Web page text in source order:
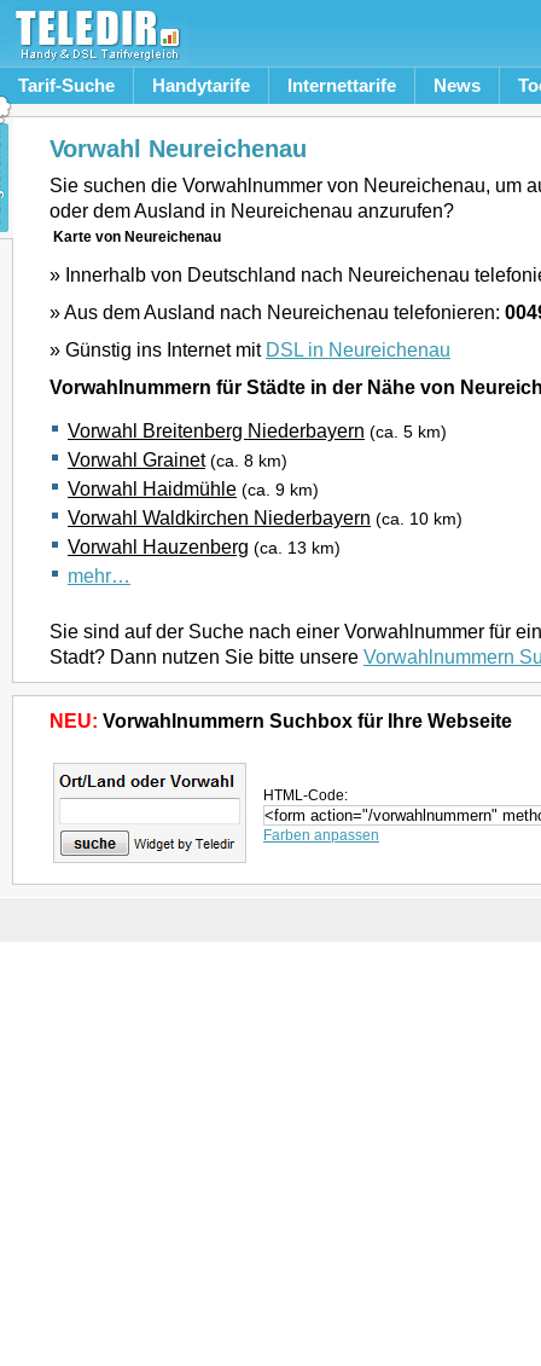
Tarif-Suche Handytarife Internettarife News
Vorwahl Neureichenau
Sie suchen die Vorwahlnummer von Neureichenau, um
oder dem Ausland in Neureichenau anzurufen?
Karte von Neureichenau
» Innerhalb von Deutschland nach Neureichenau
» Aus dem Ausland nach Neureichenau telefonieren:
» Günstig ins Internet mit DSL in Neureichenau
Vorwahlnummern für Städte in der Nähe von
Vorwahl Breitenberg Niederbayern (ca. 5 km)
Vorwahl Grainet (ca. 8 km)
Vorwahl Haidmühle (ca. 9 km)
Vorwahl Waldkirchen Niederbayern (ca. 10 km)
Vorwahl Hauzenberg (ca. 13 km)
mehr…
Sie sind auf der Suche nach einer Vorwahlnummer für
Stadt? Dann nutzen Sie bitte unsere Vorwahlnummern
NEU: Vorwahlnummern Suchbox für Ihre Webseite
HTML-Code:
Farben anpassen